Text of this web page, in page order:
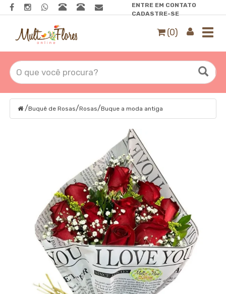
ENTRE EM CONTATO
CADASTRE-SE
(0)
/Buquê de Rosas/Rosas/Buque a moda antiga